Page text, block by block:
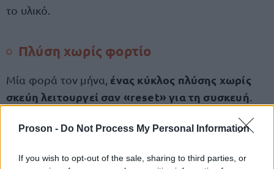
Proson - Do Not Process My Personal Information
If you wish to opt-out of the sale, sharing to third parties, or
το υλικό.
Πλύση χωρίς φορτίο
Μία φορά τον μήνα, ένας κύκλος πλύσης χωρίς
σκεύη λειτουργεί σαν «reset» για τη συσκευή
απομακρύνονται άλατα, βακτήρια και κατάλοιπα